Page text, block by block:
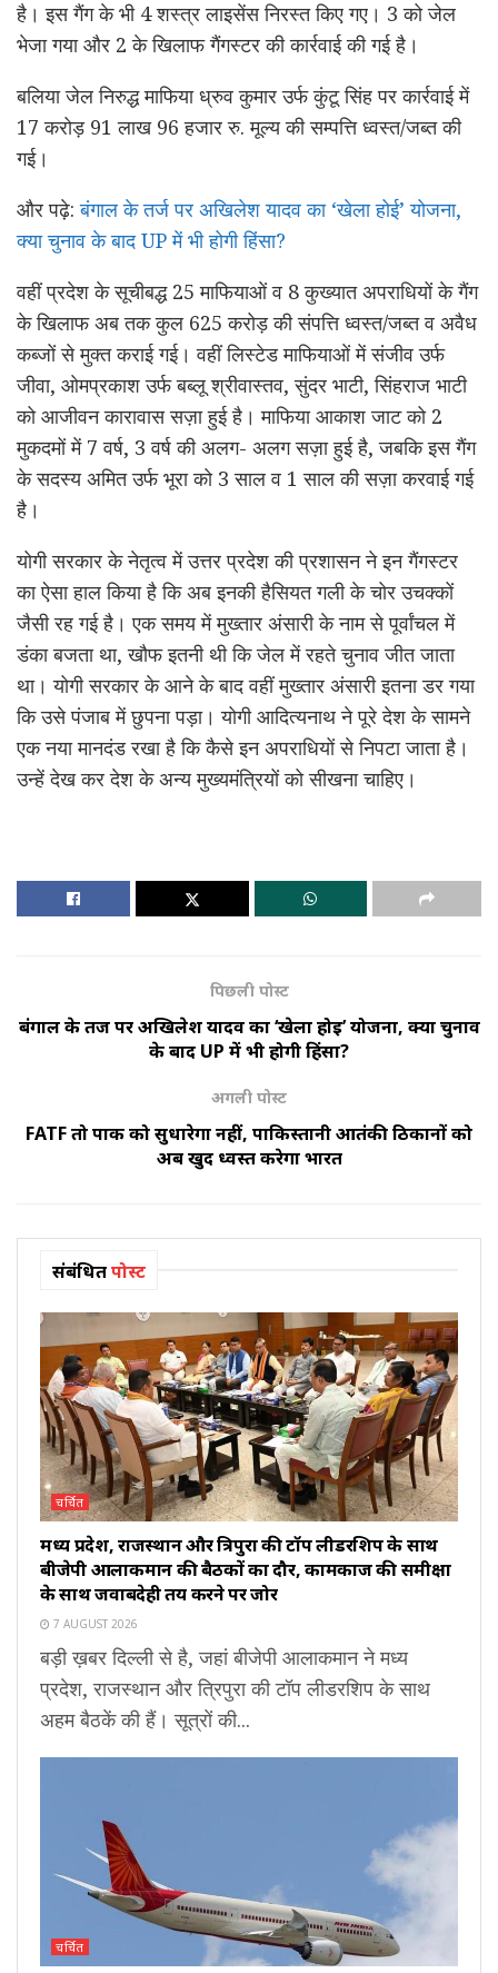
है। इस गैंग के भी 4 शस्त्र लाइसेंस निरस्त किए गए। 3 को जेल
भेजा गया और 2 के खिलाफ गैंगस्टर की कार्रवाई की गई है।
बलिया जेल निरुद्ध माफिया ध्रुव कुमार उर्फ कुंटू सिंह पर कार्रवाई में
17 करोड़ 91 लाख 96 हजार रु. मूल्य की सम्पत्ति ध्वस्त/जब्त की
गई।
और पढ़े:बंगाल के तर्ज पर अखिलेश यादव का ‘खेला होई’ योजना,
क्या चुनाव के बाद UP में भी होगी हिंसा?
वहीं प्रदेश के सूचीबद्ध 25 माफियाओं व 8 कुख्यात अपराधियों के गैंग
के खिलाफ अब तक कुल 625 करोड़ की संपत्ति ध्वस्त/जब्त व अवैध
कब्जों से मुक्त कराई गई। वहीं लिस्टेड माफियाओं में संजीव उर्फ
जीवा, ओमप्रकाश उर्फ बब्लू श्रीवास्तव, सुंदर भाटी, सिंहराज भाटी
को आजीवन कारावास सज़ा हुई है। माफिया आकाश जाट को 2
मुकदमों में 7 वर्ष, 3 वर्ष की अलग- अलग सज़ा हुई है, जबकि इस गैंग
के सदस्य अमित उर्फ भूरा को 3 साल व 1 साल की सज़ा करवाई गई
है।
योगी सरकार के नेतृत्व में उत्तर प्रदेश की प्रशासन ने इन गैंगस्टर
का ऐसा हाल किया है कि अब इनकी हैसियत गली के चोर उचक्कों
जैसी रह गई है। एक समय में मुख्तार अंसारी के नाम से पूर्वांचल में
डंका बजता था, खौफ इतनी थी कि जेल में रहते चुनाव जीत जाता
था। योगी सरकार के आने के बाद वहीं मुख्तार अंसारी इतना डर गया
कि उसे पंजाब में छुपना पड़ा। योगी आदित्यनाथ ने पूरे देश के सामने
एक नया मानदंड रखा है कि कैसे इन अपराधियों से निपटा जाता है।
उन्हें देख कर देश के अन्य मुख्यमंत्रियों को सीखना चाहिए।
पिछली पोस्ट
बंगाल के तर्ज पर अखिलेश यादव का ‘खेला होई’ योजना, क्या चुनाव
के बाद UP में भी होगी हिंसा?
अगली पोस्ट
FATF तो पाक को सुधारेगा नहीं, पाकिस्तानी आतंकी ठिकानों को
अब खुद ध्वस्त करेगा भारत
संबंधितपोस्ट
चर्चित
मध्य प्रदेश, राजस्थान और त्रिपुरा की टॉप लीडरशिप के साथ
बीजेपी आलाकमान की बैठकों का दौर, कामकाज की समीक्षा
के साथ जवाबदेही तय करने पर जोर
7 AUGUST 2026
बड़ी ख़बर दिल्ली से है, जहां बीजेपी आलाकमान ने मध्य
प्रदेश, राजस्थान और त्रिपुरा की टॉप लीडरशिप के साथ
अहम बैठकें की हैं। सूत्रों की...
चर्चित